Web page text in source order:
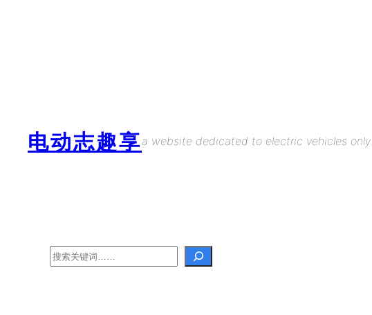
电动志趣享a website dedicated to electric vehicles only.
Search